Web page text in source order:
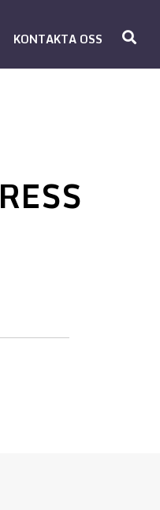
KONTAKTA OSS